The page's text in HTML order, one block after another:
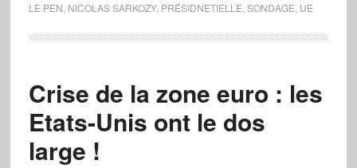
LE PEN NICOLAS SARKOZY, PRÉSIDNETIELLE SONDAGE UE
Crise de la zone euro : les
Etats-Unis ont le dos
large !